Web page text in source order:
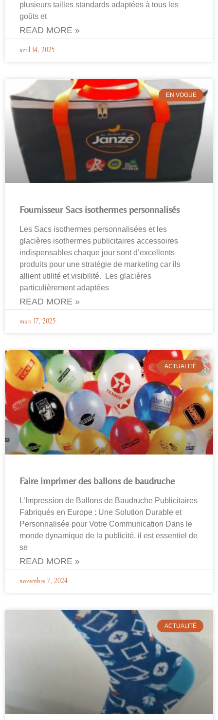
plusieurs tailles standards adaptées à tous les
goûts et
READ MORE »
avril 14, 2025
EN VOGUE
Fournisseur Sacs isothermes personnalisés
Les Sacs isothermes personnalisées et les
glacières isothermes publicitaires accessoires
indispensables chaque jour sont d’excellents
produits pour une stratégie de marketing car ils
allient utilité et visibilité. Les glacières
particulièrement adaptées
READ MORE »
mars 17, 2025
ACTUALITÉ
Faire imprimer des ballons de baudruche
L’Impression de Ballons de Baudruche Publicitaires
Fabriqués en Europe : Une Solution Durable et
Personnalisée pour Votre Communication Dans le
monde dynamique de la publicité, il est essentiel de
se
READ MORE »
novembre 7, 2024
ACTUALITÉ